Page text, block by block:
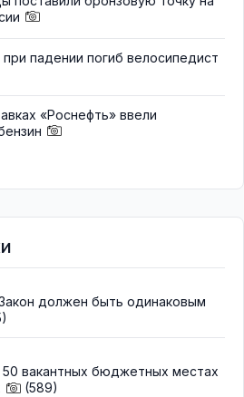
падении погиб велосипедист
«Роснефть» ввели
должен быть одинаковым
вакантных бюджетных местах
(589)